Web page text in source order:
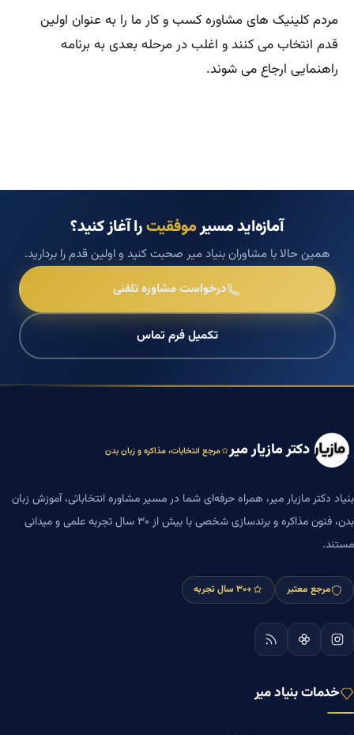
مردم کلینیک های مشاوره کسب و کار ما را به عنوان اولین
قدم انتخاب می کنند و اغلب در مرحله بعدی به برنامه
راهنمایی ارجاع می شوند.
آمازه‌اید مسیرموفقیترا آغاز کنید؟
همین حالا با مشاوران بنیاد میر صحبت کنید و اولین قدم را بردارید.
درخواست مشاوره تلفنی
تکمیل فرم تماس
دکتر مازیار میر مرجع انتخابات، مذاکره و زبان بدن
بنیاد دکتر مازیار میر، همراه حرفه‌ای شما در مسیر مشاوره انتخاباتی، آموزش زبان
بدن، فنون مذاکره و برندسازی شخصی با بیش از ۳۰ سال تجربه علمی و میدانی
مستند.
مرجع معتبر +۳۰ سال تجربه
خدمات بنیاد میر